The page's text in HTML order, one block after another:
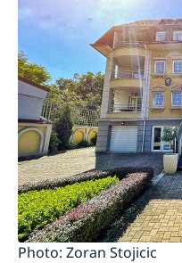
Photo: Zoran Stojicic